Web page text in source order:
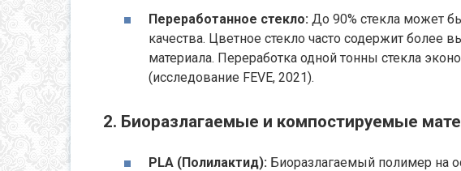
Переработанное стекло: До 90% стекла может
качества. Цветное стекло часто содержит более
материала. Переработка одной тонны стекла
(исследование FEVE, 2021).
2. Биоразлагаемые и компостируемые
PLA (Полилактид): Биоразлагаемый полимер на